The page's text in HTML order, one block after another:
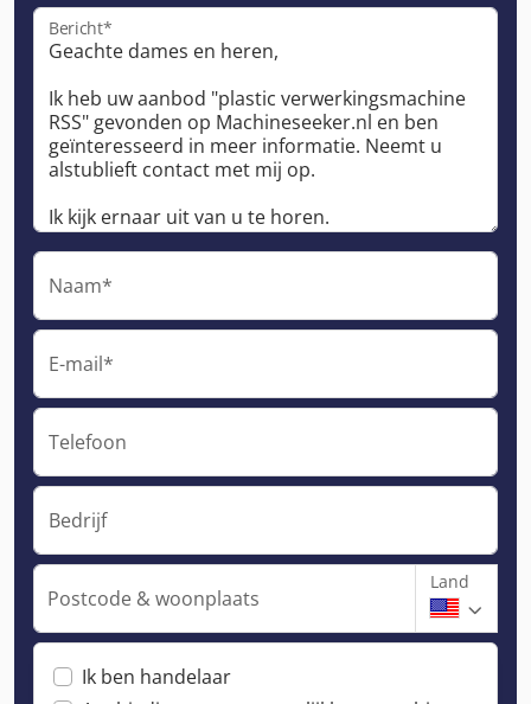
Bericht*
Naam*
E-mail*
Telefoon
Bedrijf
Postcode & woonplaats
Land
Ik ben handelaar